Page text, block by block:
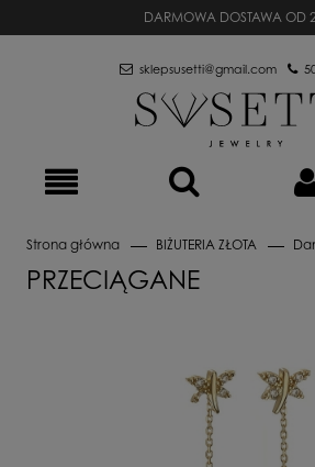
DARMOWA DOSTAWA OD
sklepsusetti@gmail.com
Strona główna BIŻUTERIA ZŁOTA
PRZECIĄGANE